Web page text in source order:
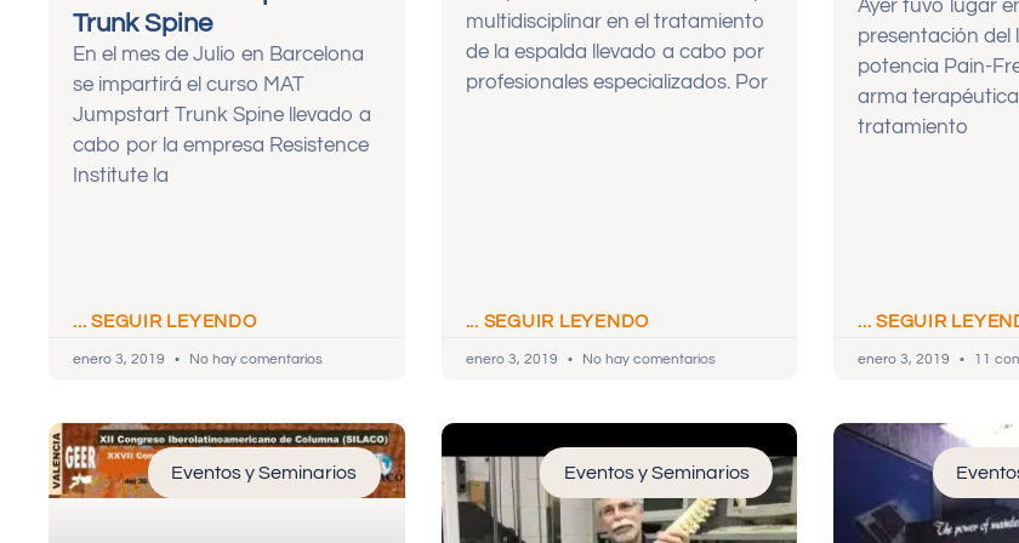
Trunk Spine
En el mes de Julio en Barcelona
se impartirá el curso MAT
Jumpstart Trunk Spine llevado a
cabo por la empresa Resistence
Institute la
... SEGUIR LEYENDO
enero 3, 2019 No hay comentarios
multidisciplinar en el tratamiento
de la espalda llevado a cabo por
profesionales especializados. Por
... SEGUIR LEYENDO
enero 3, 2019 No hay comentarios
Ayer tuvo lugar
presentación del
potencia Pain-
arma terapéutica
tratamiento
... SEGUIR
enero 3, 2019 11
Eventos y Seminarios Eventos y Seminarios